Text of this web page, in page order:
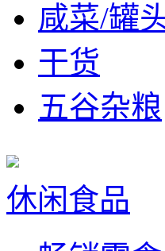
咸菜/罐
干货
五谷杂粮
休闲食品